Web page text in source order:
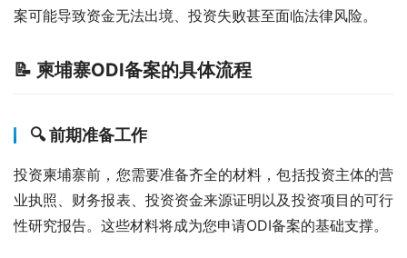
案可能导致资金无法出境、投资失败甚至面临法律风险。
📝 柬埔寨ODI备案的具体流程
🔍 前期准备工作
投资柬埔寨前，您需要准备齐全的材料，包括投资主体的营
业执照、财务报表、投资资金来源证明以及投资项目的可行
性研究报告。这些材料将成为您申请ODI备案的基础支撑。